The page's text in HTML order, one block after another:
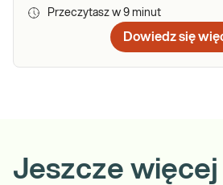
Przeczytasz w 9 minut
Dowiedz się
Jeszcze więcej